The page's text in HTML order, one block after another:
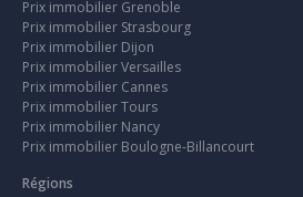
Prix immobilier Grenoble
Prix immobilier Strasbourg
Prix immobilier Dijon
Prix immobilier Versailles
Prix immobilier Cannes
Prix immobilier Tours
Prix immobilier Nancy
Prix immobilier Boulogne-Billancourt
Régions